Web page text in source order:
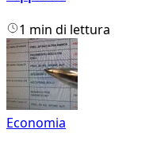
1 min di lettura
Economia